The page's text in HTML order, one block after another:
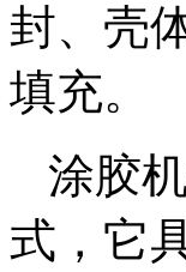
封、壳
填充。
涂胶
式，它